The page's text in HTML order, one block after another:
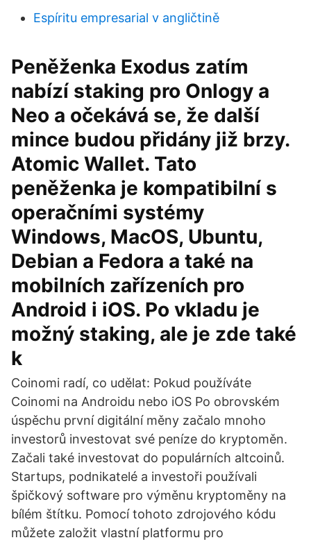
Espíritu empresarial v angličtině
Peněženka Exodus zatím
nabízí staking pro Onlogy a
Neo a očekává se, že další
mince budou přidány již brzy.
Atomic Wallet. Tato
peněženka je kompatibilní s
operačními systémy
Windows, MacOS, Ubuntu,
Debian a Fedora a také na
mobilních zařízeních pro
Android i iOS. Po vkladu je
možný staking, ale je zde také
k
Coinomi radí, co udělat: Pokud používáte
Coinomi na Androidu nebo iOS Po obrovském
úspěchu první digitální měny začalo mnoho
investorů investovat své peníze do kryptoměn.
Začali také investovat do populárních altcoinů.
Startups, podnikatelé a investoři používali
špičkový software pro výměnu kryptoměny na
bílém štítku. Pomocí tohoto zdrojového kódu
můžete založit vlastní platformu pro